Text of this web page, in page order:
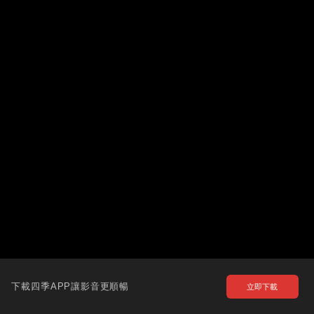
下載四季APP讓影音更順暢 立即下載